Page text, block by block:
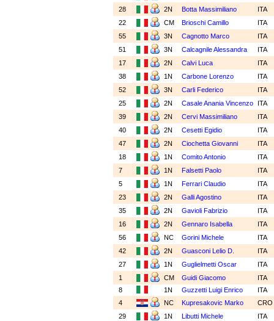
28
2N Botta Massimiliano
ITA
22
CM Brioschi Camillo
ITA
55
3N Cagnotto Marco
ITA
51
3N Calcagnile Alessandra
ITA
17
2N Calvi Luca
ITA
38
1N Carbone Lorenzo
ITA
52
3N Carli Federico
ITA
25
2N Casale Anania Vincenzo
ITA
39
2N Cervi Massimiliano
ITA
40
2N Cesetti Egidio
ITA
47
2N Ciochetta Giovanni
ITA
18
1N Comito Antonio
ITA
7
1N Falsetti Paolo
ITA
5
1N Ferrari Claudio
ITA
23
2N Galli Agostino
ITA
35
2N Gavioli Fabrizio
ITA
16
2N Gennaro Isabella
ITA
56
NC Gorini Michele
ITA
42
2N Guasconi Lelio D.
ITA
27
1N Guglielmetti Oscar
ITA
1
CM Guidi Giacomo
ITA
8
1N Guzzetti Luigi Enrico
ITA
4
NC Kupresakovic Marko
CRO
29
1N Libutti Michele
ITA